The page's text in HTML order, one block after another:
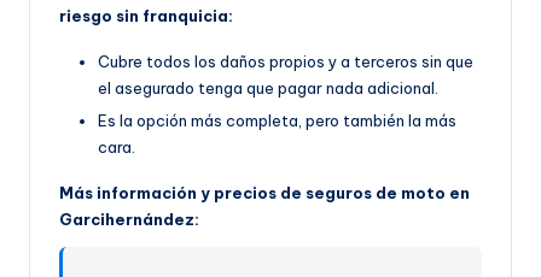
riesgo sin franquicia:
Cubre todos los daños propios y a terceros sin que
el asegurado tenga que pagar nada adicional.
Es la opción más completa, pero también la más
cara.
Más información y precios de seguros de moto en
Garcihernández: